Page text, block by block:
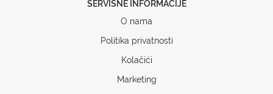
SERVISNE INFORMACIJE
O nama
Politika privatnosti
Kolačići
Marketing